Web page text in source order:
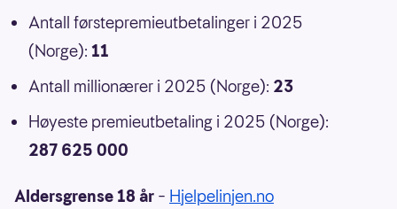
Antall førstepremieutbetalinger i 2025
(Norge): 11
Antall millionærer i 2025 (Norge): 23
Høyeste premieutbetaling i 2025 (Norge):
287 625 000
Aldersgrense 18 år – Hjelpelinjen.no